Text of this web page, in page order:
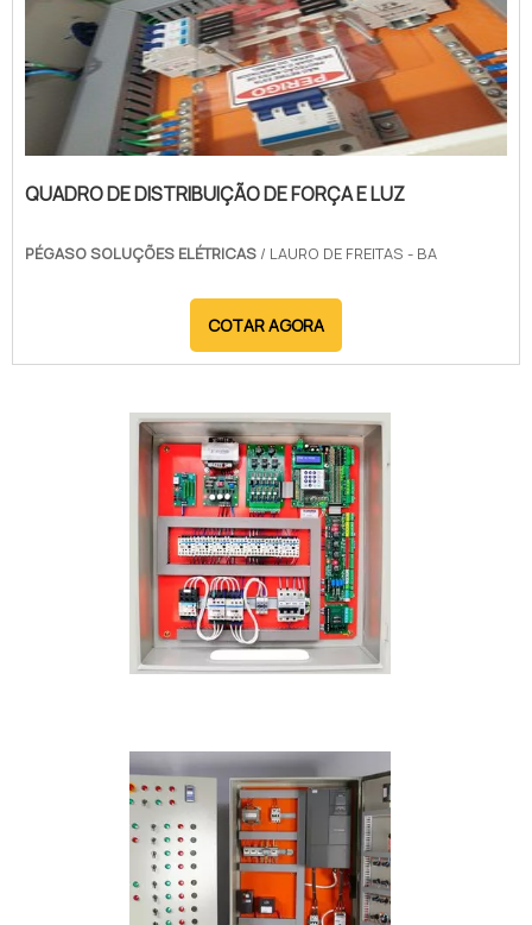
QUADRO DE DISTRIBUIÇÃO DE FORÇA E LUZ
PÉGASO SOLUÇÕES ELÉTRICAS / LAURO DE FREITAS - BA
COTAR AGORA